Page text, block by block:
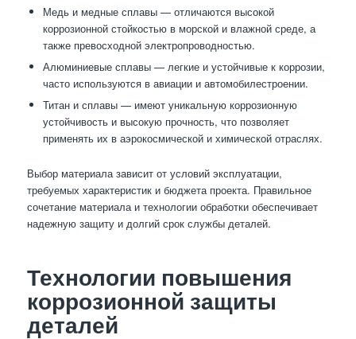
Медь и медные сплавы — отличаются высокой
коррозионной стойкостью в морской и влажной среде, а
также превосходной электропроводностью.
Алюминиевые сплавы — легкие и устойчивые к коррозии,
часто используются в авиации и автомобилестроении.
Титан и сплавы — имеют уникальную коррозионную
устойчивость и высокую прочность, что позволяет
применять их в аэрокосмической и химической отраслях.
Выбор материала зависит от условий эксплуатации,
требуемых характеристик и бюджета проекта. Правильное
сочетание материала и технологии обработки обеспечивает
надежную защиту и долгий срок службы деталей.
Технологии повышения
коррозионной защиты
деталей